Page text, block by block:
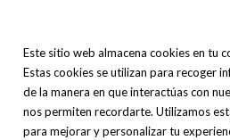
Este sitio web almacena cookies en tu
Estas cookies se utilizan para recoger
de la manera en que interactúas con
nos permiten recordarte. Utilizamos
para mejorar y personalizar tu